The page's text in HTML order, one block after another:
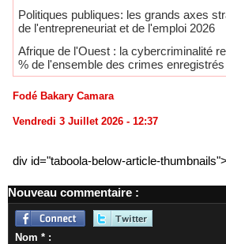
Politiques publiques: les grands axes
de l'entrepreneuriat et de l'emploi 2026
​Afrique de l'Ouest : la cybercriminalité
% de l'ensemble des crimes enregistrés
Fodé Bakary Camara
Vendredi 3 Juillet 2026 - 12:37
div id="taboola-below-article-thumbnails">
Nouveau commentaire :
Nom * :